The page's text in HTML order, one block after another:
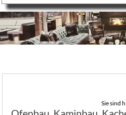
Sie sind